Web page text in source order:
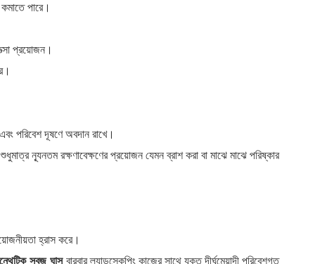
পারে।
প্রয়োজন।
পরিবেশ দূষণে অবদান রাখে।
শুধুমাত্র ন্যূনতম রক্ষণাবেক্ষণের প্রয়োজন যেমন ব্রাশ করা বা মাঝে মাঝে পরিষ্কার
হ্রাস করে।
সবুজ ঘাস বারবার ল্যান্ডস্কেপিং কাজের সাথে যুক্ত দীর্ঘমেয়াদী পরিবেশগত